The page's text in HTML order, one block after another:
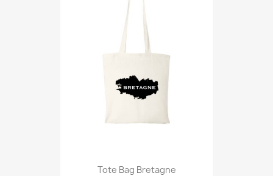
Tote Bag Bretagne